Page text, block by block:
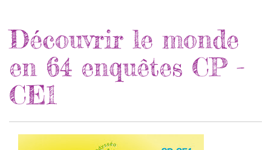
Découvrir le monde
en 64 enquêtes CP -
CE1